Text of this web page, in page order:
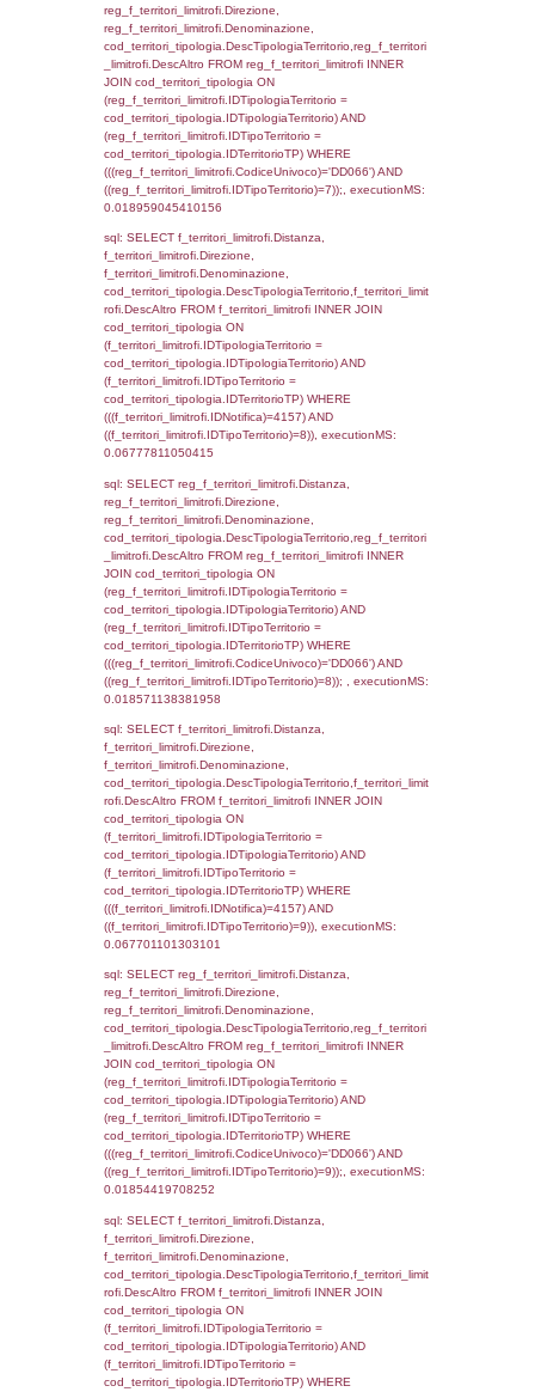
0.068100929260254
sql: SELECT
reg_f_territori_limitrofi.Direzione,
reg_f_territori_limitrofi.Denominazione,
reg_f_territori_limitrofi.DescAltro FROM
reg_f_territori_limitrofi INNER JOIN
ON
cod_territori_tipologia.IDTipologiaTerritorio)
(reg_f_territori_limitrofi.IDTipoTerritorio =
cod_territori_tipologia.IDTerritorioTP)
0.018784999847412
sql: SELECT f_territori_limitrofi.Distanza,
f_territori_limitrofi.Direzione,
f_territori_limitrofi.Denominazione,
f_territori_limitrofi.DescAltro FROM
JOIN cod_territori_tipologia ON
(f_territori_limitrofi.IDTipologiaTerritorio =
cod_territori_tipologia.IDTipologiaTerritorio)
(f_territori_limitrofi.IDTipoTerritorio =
cod_territori_tipologia.IDTerritorioTP)
(((f_territori_limitrofi.IDNotifica)=4157) AND
((f_territori_limitrofi.IDTipoTerritorio)=3)),
0.069443941116333
sql: SELECT
reg_f_territori_limitrofi.Direzione,
reg_f_territori_limitrofi.Denominazione,
reg_f_territori_limitrofi.DescAltro FROM
reg_f_territori_limitrofi INNER JOIN
ON
cod_territori_tipologia.IDTipologiaTerritorio)
(reg_f_territori_limitrofi.IDTipoTerritorio =
cod_territori_tipologia.IDTerritorioTP)
0.0193932056427
f_territori_limitrofi.Direzione,
f_territori_limitrofi.Denominazione,
rofi.DescAltro FROM f_territori_limitrofi
cod_territori_tipologia ON
(f_territori_limitrofi.IDTipologiaTerritorio =